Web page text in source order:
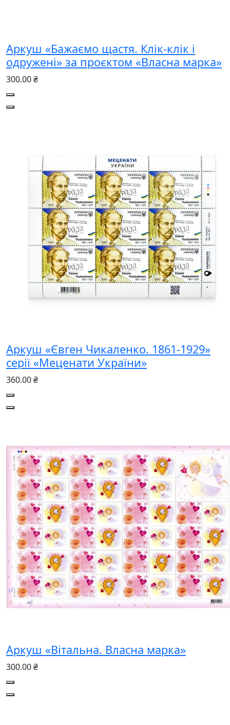
Аркуш «Бажаємо щастя. Клік-клік і
одружені» за проєктом «Власна марка»
300.00 ₴
Аркуш «Євген Чикаленко. 1861-1929»
серії «Меценати України»
360.00 ₴
Аркуш «Вітальна. Власна марка»
300.00 ₴